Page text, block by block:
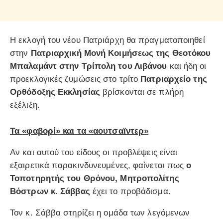
Η εκλογή του νέου Πατριάρχη θα πραγματοποιηθεί
στην Πατριαρχική Μονή Κοιμήσεως της Θεοτόκου
Μπαλαμάντ στην Τρίπολη του Λιβάνου και ήδη οι
προεκλογικές ζυμώσεις στο τρίτο Πατριαρχείο της
Ορθόδοξης Εκκλησίας βρίσκονται σε πλήρη
εξέλιξη.
Τα «φαβορί» και τα «αουτσαϊντερ»
Αν και αυτού του είδους οι προβλέψεις είναι
εξαιρετικά παρακινδυνευμένες, φαίνεται πωςο
Τοποτηρητής του Θρόνου, Μητροπολίτης
Βόστρων κ. Σάββας έχει το προβάδισμα.
Τον κ. Σάββα στηρίζει η ομάδα των λεγόμενων